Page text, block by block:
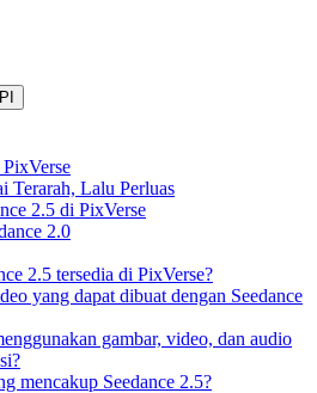
Terarah, Lalu Perluas
2.5 di PixVerse
2.0
2.5 tersedia di PixVerse?
yang dapat dibuat dengan Seedance
gambar, video, dan audio
mencakup Seedance 2.5?